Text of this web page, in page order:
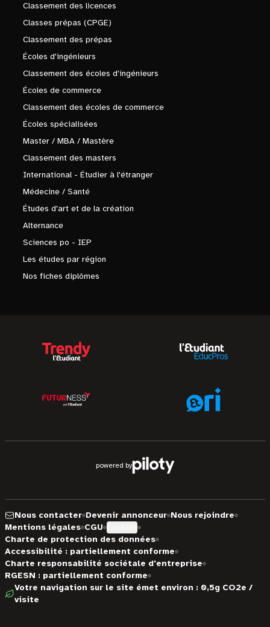
Classement des licences
Classes prépas (CPGE)
Classement des prépas
Écoles d'ingénieurs
Classement des écoles d'ingénieurs
Écoles de commerce
Classement des écoles de commerce
Écoles spécialisées
Master / MBA / Mastère
Classement des masters
International - Étudier à l'étranger
Médecine / Santé
Études d'art et de la création
Alternance
Sciences po - IEP
Les études par région
Nos fiches diplômes
powered by
Nous contacter Devenir annonceur Nous rejoindre
Mentions légales CGU
Charte de protection des données
Accessibilité : partiellement conforme
Charte responsabilité sociétale d'entreprise
RGESN : partiellement conforme
Votre navigation sur le site émet environ : 0,5g CO2e /
visite